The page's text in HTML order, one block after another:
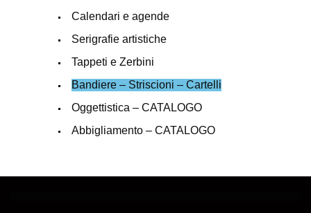
Calendari e agende
Serigrafie artistiche
Tappeti e Zerbini
Bandiere – Striscioni – Cartelli
Oggettistica – CATALOGO
Abbigliamento – CATALOGO